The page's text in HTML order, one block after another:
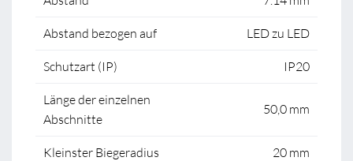
Abstand bezogen auf LED zu LED
Schutzart (IP) IP20
Länge der einzelnen
Abschnitte
50,0 mm
Kleinster Biegeradius 20 mm